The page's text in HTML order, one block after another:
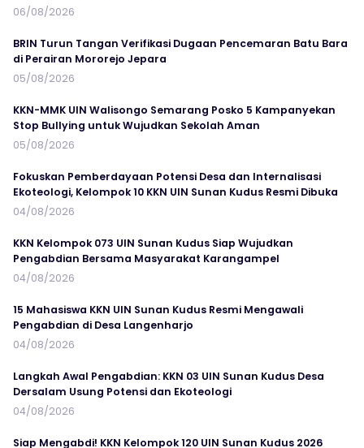
06/08/2026
BRIN Turun Tangan Verifikasi Dugaan Pencemaran Batu Bara
di Perairan Mororejo Jepara
05/08/2026
KKN-MMK UIN Walisongo Semarang Posko 5 Kampanyekan
Stop Bullying untuk Wujudkan Sekolah Aman
05/08/2026
Fokuskan Pemberdayaan Potensi Desa dan Internalisasi
Ekoteologi, Kelompok 10 KKN UIN Sunan Kudus Resmi Dibuka
04/08/2026
KKN Kelompok 073 UIN Sunan Kudus Siap Wujudkan
Pengabdian Bersama Masyarakat Karangampel
04/08/2026
15 Mahasiswa KKN UIN Sunan Kudus Resmi Mengawali
Pengabdian di Desa Langenharjo
04/08/2026
Langkah Awal Pengabdian: KKN 03 UIN Sunan Kudus Desa
Dersalam Usung Potensi dan Ekoteologi
04/08/2026
Siap Mengabdi! KKN Kelompok 120 UIN Sunan Kudus 2026